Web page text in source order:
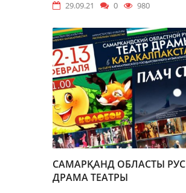
29.09.21 0 980
САМАРҚАНД ОБЛАСТЫ РУС
ДРАМА ТЕАТРЫ